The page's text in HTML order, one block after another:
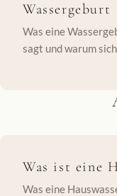
Wassergeburt
Was eine
sagt und warum
Was ist eine
Was eine